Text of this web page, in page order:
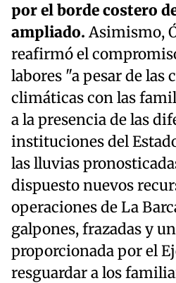
por el borde costero
ampliado.Asimismo,
reafirmó el
labores "a pesar de las
climáticas con las
a la presencia de las
instituciones del
las lluvias
dispuesto nuevos
operaciones de La
galpones, frazadas y
proporcionada por el
resguardar a los